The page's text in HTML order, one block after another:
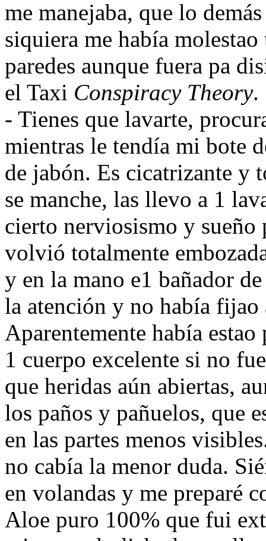
me manejaba, que lo
siquiera me había
paredes aunque fuera pa
el Taxi Conspiracy Theory.
- Tienes que lavarte,
mientras le tendía mi bote
de jabón. Es cicatrizante y
se manche, las llevo a 1
cierto nerviosismo y
volvió totalmente
y en la mano e1 bañador
la atención y no había fijao
Aparentemente había
1 cuerpo excelente si no
que heridas aún abiertas,
los paños y pañuelos, que
en las partes menos
no cabía la menor duda.
en volandas y me preparé
Aloe puro 100% que fui